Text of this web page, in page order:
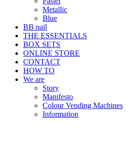
Metallic
Blue
BB nail
THE ESSENTIALS
BOX SETS
ONLINE STORE
CONTACT
HOW TO
We are
Story
Manifesto
Colour Vending Machines
Information